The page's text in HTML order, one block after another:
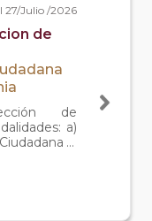
27/Julio /2026
de
de
a)
y
de
de